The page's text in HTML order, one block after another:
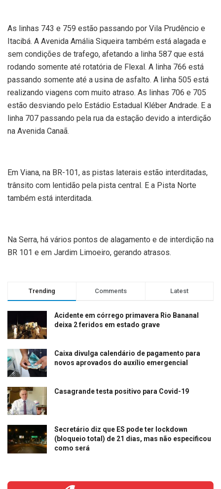
As linhas 743 e 759 estão passando por Vila Prudêncio e
Itacibá. A Avenida Amália Siqueira também está alagada e
sem condições de trafego, afetando a linha 587 que está
rodando somente até rotatória de Flexal. A linha 766 está
passando somente até a usina de asfalto. A linha 505 está
realizando viagens com muito atraso. As linhas 706 e 705
estão desviando pelo Estádio Estadual Kléber Andrade. E a
linha 707 passando pela rua da estação devido a interdição
na Avenida Canaã.
Em Viana, na BR-101, as pistas laterais estão interditadas,
trânsito com lentidão pela pista central. E a Pista Norte
também está interditada.
Na Serra, há vários pontos de alagamento e de interdição na
BR 101 e em Jardim Limoeiro, gerando atrasos.
Trending Comments Latest
Acidente em córrego primavera Rio Bananal
deixa 2 feridos em estado grave
Caixa divulga calendário de pagamento para
novos aprovados do auxílio emergencial
Casagrande testa positivo para Covid-19
Secretário diz que ES pode ter lockdown
(bloqueio total) de 21 dias, mas não especificou
como será